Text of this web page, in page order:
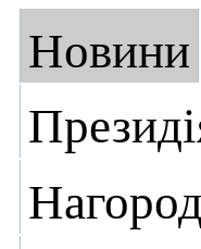
Новини